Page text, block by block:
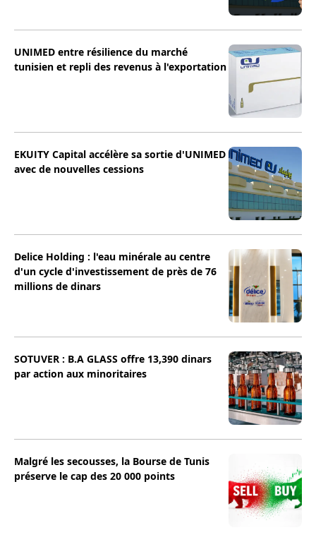
UNIMED entre résilience du marché
tunisien et repli des revenus à l'exportation
EKUITY Capital accélère sa sortie d'UNIMED
avec de nouvelles cessions
Delice Holding : l'eau minérale au centre
d'un cycle d'investissement de près de 76
millions de dinars
SOTUVER : B.A GLASS offre 13,390 dinars
par action aux minoritaires
Malgré les secousses, la Bourse de Tunis
préserve le cap des 20 000 points